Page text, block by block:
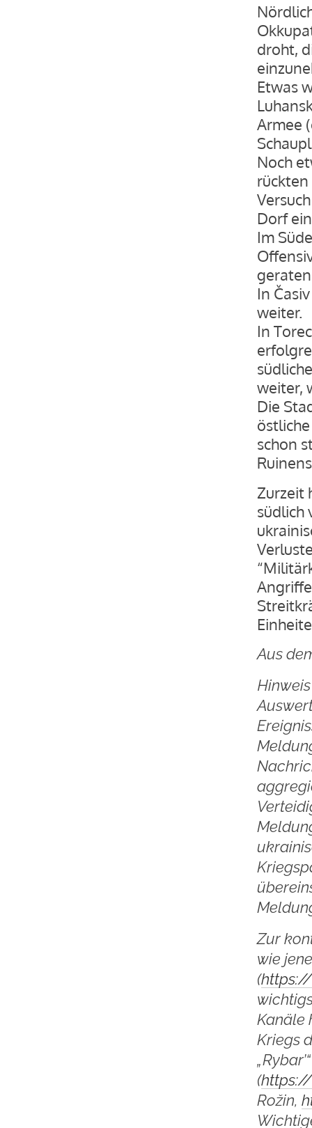
droht,
Etwas
Armee
Noch
Dorf
Im
In
weiter.
In
weiter,
Die
schon
Zurzeit
südlich
Aus
Zur
wie
(
Kanäle
Kriegs
(
Rožin,